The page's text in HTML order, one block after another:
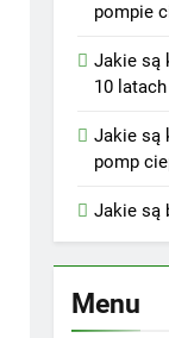
pompie
Jakie są
10 latach
Jakie są
pomp
Jakie są
Menu